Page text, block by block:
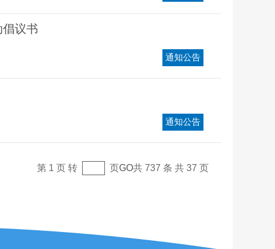
倡议书
通知公告
通知公告
第 1 页 转 页GO共 737 条 共 37 页